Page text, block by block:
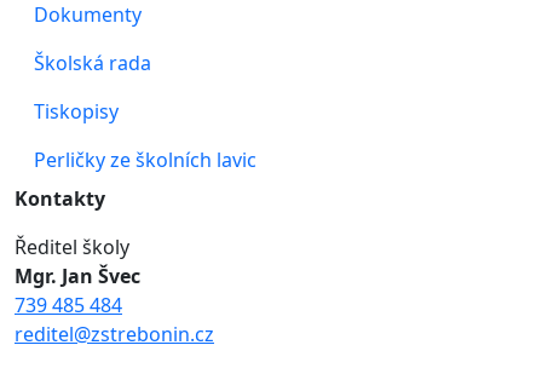
Dokumenty
Školská rada
Tiskopisy
Perličky ze školních lavic
Kontakty
Ředitel školy
Mgr. Jan Švec
739 485 484
reditel@zstrebonin.cz